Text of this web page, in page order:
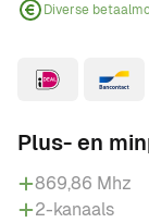
Diverse
Plus- en
869,86 Mhz
2-kanaals